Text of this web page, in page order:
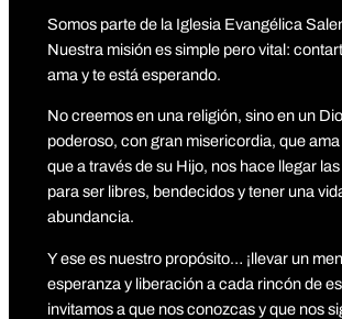
Somos parte de la Iglesia Evangélica
Nuestra misión es simple pero vital:
ama y te está esperando.
No creemos en una religión, sino en un
poderoso, con gran misericordia, que ama
que a través de su Hijo, nos hace llegar
para ser libres, bendecidos y tener una
abundancia.
Y ese es nuestro propósito… ¡llevar un
esperanza y liberación a cada rincón de
invitamos a que nos conozcas y que nos